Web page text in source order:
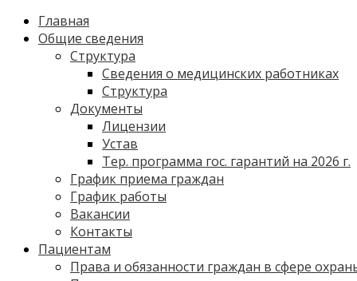
Главная
Общие сведения
Структура
Сведения о медицинских работниках
Структура
Документы
Лицензии
Устав
Тер. программа гос. гарантий на 2026 г.
График приема граждан
График работы
Вакансии
Контакты
Пациентам
Права и обязанности граждан в сфере